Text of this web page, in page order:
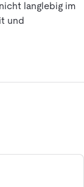
langlebig im
und